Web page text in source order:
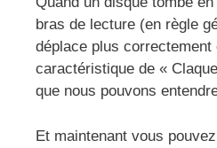
bras de lecture (en règle
déplace plus correctement
caractéristique de «
que nous pouvons
Et maintenant vous